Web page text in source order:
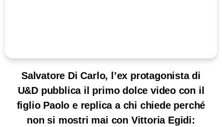
Salvatore Di Carlo, l’ex protagonista di
U&D pubblica il primo dolce video con il
figlio Paolo e replica a chi chiede perché
non si mostri mai con Vittoria Egidi: